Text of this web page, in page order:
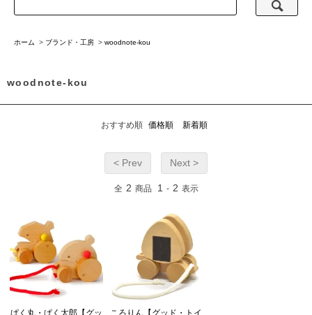
ホーム > ブランド・工房 > woodnote-kou
woodnote-kou
おすすめ順 価格順 新着順
< Prev Next >
全 2 商品 1 - 2 表示
ぱく丸・ぱく太郎【グッ
ころりん【グッド・トイ